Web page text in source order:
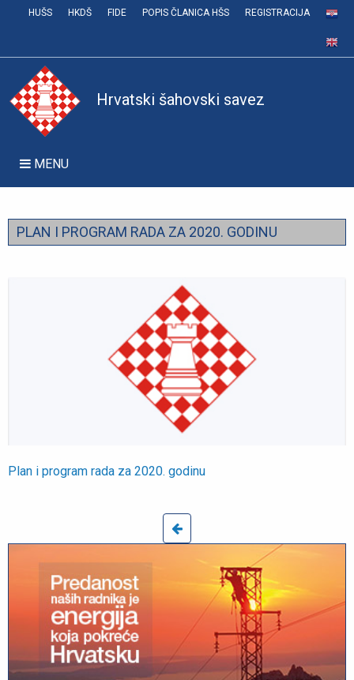
HUŠS HKDŠ FIDE POPIS ČLANICA HŠS REGISTRACIJA
Hrvatski šahovski savez
MENU
PLAN I PROGRAM RADA ZA 2020. GODINU
Plan i program rada za 2020. godinu